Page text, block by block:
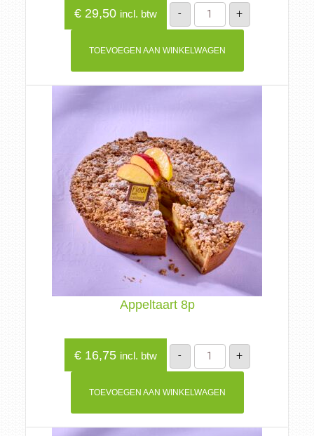
€29,50 incl. btw -
Slagroomtaart
12p
+
TOEVOEGEN AAN WINKELWAGEN
Appeltaart 8p
€16,75 incl. btw -
Appeltaart
aantal
+
TOEVOEGEN AAN WINKELWAGEN